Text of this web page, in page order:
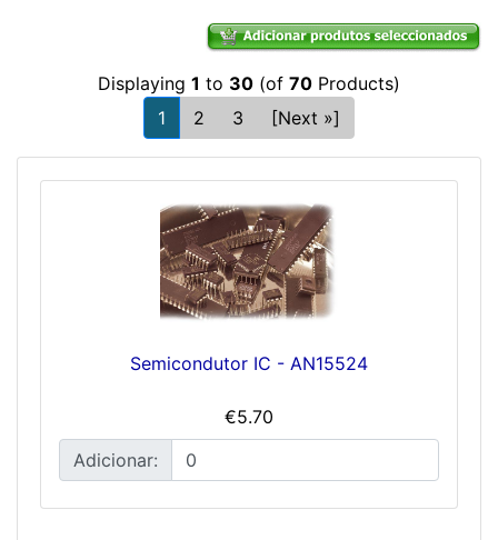
Displaying 1 to 30 (of 70 Products)
1
2 3 [Next »]
Semicondutor IC - AN15524
€5.70
Adicionar: